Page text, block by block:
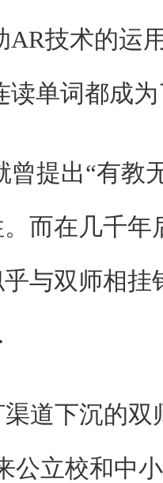
AR技术的运
读单词都成
曾提出“有教
而在几千
与双师相挂
道下沉的
公立校和中